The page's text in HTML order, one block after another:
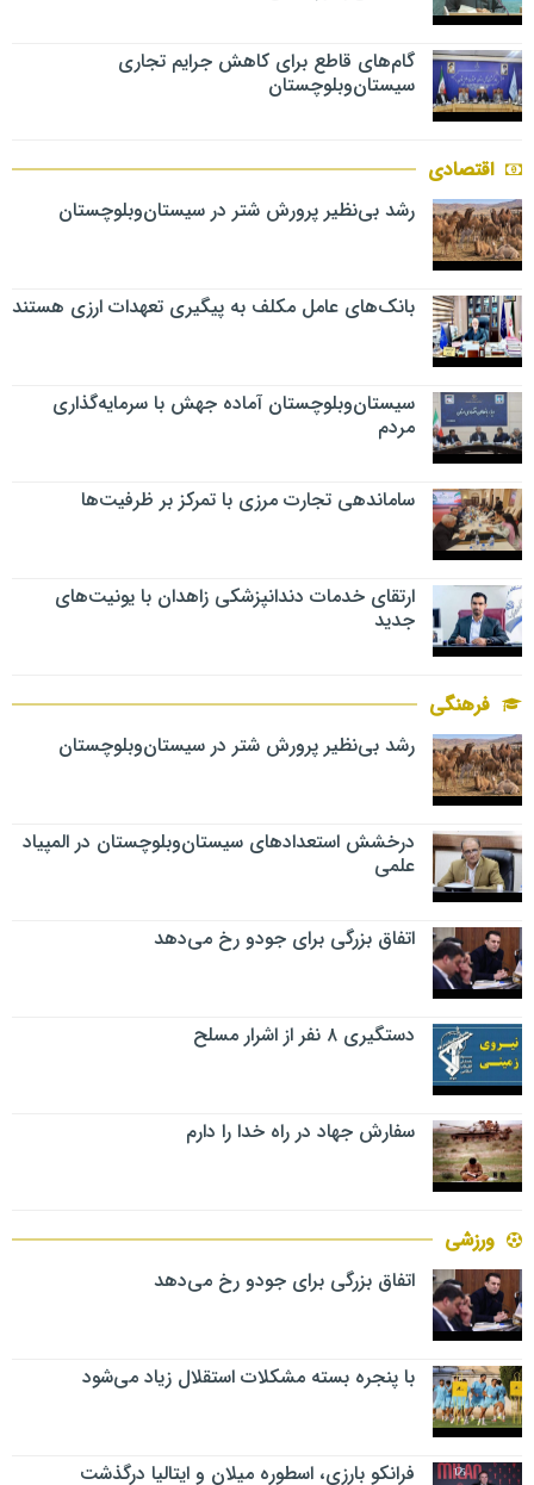
گام‌های قاطع برای کاهش جرایم تجاری
سیستان‌وبلوچستان
اقتصادی
رشد بی‌نظیر پرورش شتر در سیستان‌وبلوچستان
بانک‌های عامل مکلف به پیگیری تعهدات ارزی هستند
سیستان‌وبلوچستان آماده جهش با سرمایه‌گذاری
مردم
ساماندهی تجارت مرزی با تمرکز بر ظرفیت‌ها
ارتقای خدمات دندانپزشکی زاهدان با یونیت‌های
جدید
فرهنگی
رشد بی‌نظیر پرورش شتر در سیستان‌وبلوچستان
درخشش استعدادهای سیستان‌وبلوچستان در المپیاد
علمی
اتفاق بزرگی برای جودو رخ می‌دهد
دستگیری ۸ نفر از اشرار مسلح
سفارش جهاد در راه خدا را دارم
ورزشی
اتفاق بزرگی برای جودو رخ می‌دهد
با پنجره بسته مشکلات استقلال زیاد می‌شود
فرانکو بارزی، اسطوره میلان و ایتالیا درگذشت